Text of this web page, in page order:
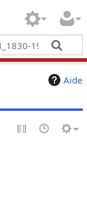
Aide